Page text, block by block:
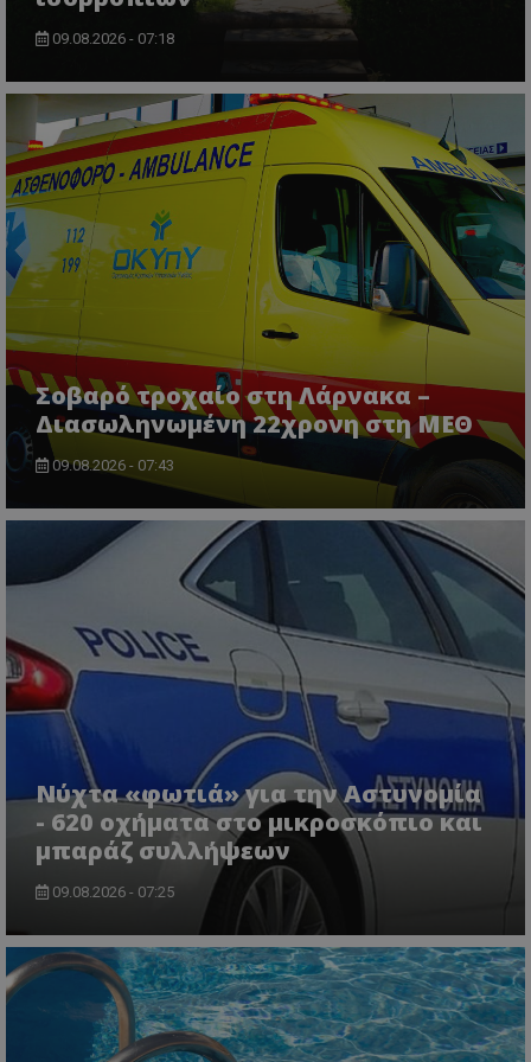
09.08.2026 - 07:18
Σοβαρό τροχαίο στη Λάρνακα –
Διασωληνωμένη 22χρονη στη ΜΕΘ
09.08.2026 - 07:43
Νύχτα «φωτιά» για την Αστυνομία
- 620 οχήματα στο μικροσκόπιο και
μπαράζ συλλήψεων
09.08.2026 - 07:25
Ο ιστότοπος δεν μπορεί να χρησιμοποιηθεί σωστά
χωρίς τα απολύτως απαραίτητα cookies.
usprivacy
.lifenewscy.tothemaonline.com
ASP.NET_SessionId
Microsoft Corporation
VISITOR_PRIVACY_METADATA
YouTube
.youtube.com